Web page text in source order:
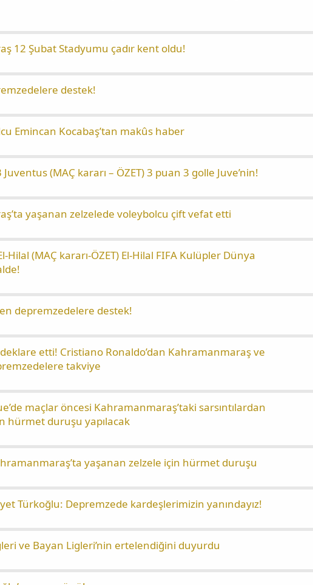
12 Şubat Stadyumu çadır kent oldu!
destek!
Emincan Kocabaş’tan makûs haber
(MAÇ kararı – ÖZET) 3 puan 3 golle Juve’nin!
yaşanan zelzelede voleybolcu çift vefat etti
Hilal (MAÇ kararı-ÖZET) El-Hilal FIFA Kulüpler Dünya
depremzedelere destek!
etti! Cristiano Ronaldo’dan Kahramanmaraş ve
takviye
maçlar öncesi Kahramanmaraş’taki sarsıntılardan
hürmet duruşu yapılacak
yaşanan zelzele için hürmet duruşu
Türkoğlu: Depremzede kardeşlerimizin yanındayız!
ve Bayan Ligleri’nin ertelendiğini duyurdu